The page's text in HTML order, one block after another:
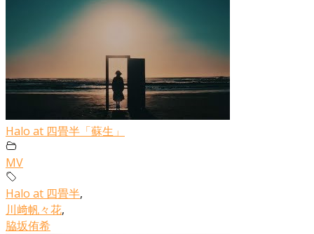
Halo at 四畳半「蘇生」
MV
Halo at 四畳半,
川﨑帆々花,
脇坂侑希